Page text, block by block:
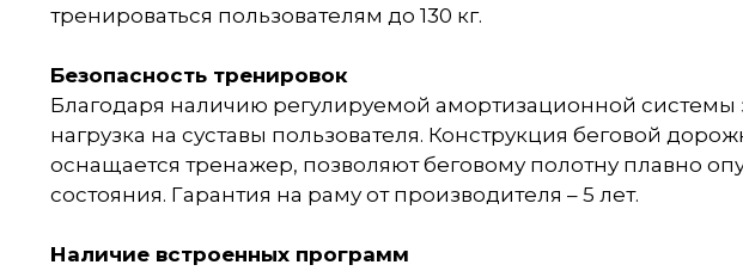
тренироваться пользователям до 130 кг.
Безопасность тренировок
Благодаря наличию регулируемой амортизационной системы
нагрузка на суставы пользователя. Конструкция беговой
оснащается тренажер, позволяют беговому полотну плавно
состояния. Гарантия на раму от производителя – 5 лет.
Наличие встроенных программ